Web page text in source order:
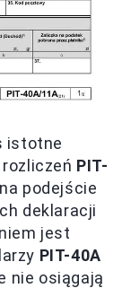
istotne
PIT-
podejście
deklaracji
jest
PIT-40A
nie osiągają